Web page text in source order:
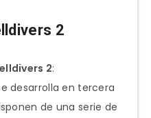
2
2:
desarrolla en tercera
de una serie de